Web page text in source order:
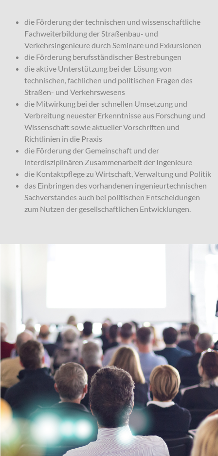
die Förderung der technischen und wissenschaftliche
Fachweiterbildung der Straßenbau- und
Verkehrsingenieure durch Seminare und Exkursionen
die Förderung berufsständischer Bestrebungen
die aktive Unterstützung bei der Lösung von
technischen, fachlichen und politischen Fragen des
Straßen- und Verkehrswesens
die Mitwirkung bei der schnellen Umsetzung und
Verbreitung neuester Erkenntnisse aus Forschung und
Wissenschaft sowie aktueller Vorschriften und
Richtlinien in die Praxis
die Förderung der Gemeinschaft und der
interdisziplinären Zusammenarbeit der Ingenieure
die Kontaktpflege zu Wirtschaft, Verwaltung und Politik
das Einbringen des vorhandenen ingenieurtechnischen
Sachverstandes auch bei politischen Entscheidungen
zum Nutzen der gesellschaftlichen Entwicklungen.